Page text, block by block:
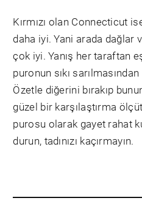
Kırmızı olan Connecticut
daha iyi. Yani arada dağlar
çok iyi. Yanış her taraftan
puronun sıkı
Özetle diğerini bırakıp
güzel bir karşılaştırma
purosu olarak gayet rahat
durun, tadınızı kaçırmayın.